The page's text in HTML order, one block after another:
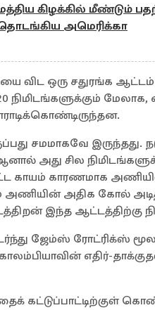
கிழக்கில் மீண்டும்
அமெரிக்கா
விட ஒரு சதுரங்க
நிமிடங்களுக்கும்
சமமாகவே இருந்தது.
அது சில
காயம் காரணமாக
அணியின் அதிக கோல்
இந்த ஆட்டத்திற்கு
ஜேம்ஸ் ரோட்ரிக்ஸ்
எதிர்-
கட்டுப்பாட்டிற்குள்